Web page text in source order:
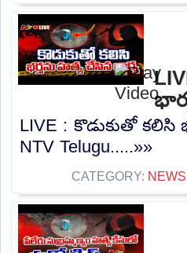
LIVE : కొడుకుతో కలిసి
NTV Telugu.....»»
CATEGORY: NEWS